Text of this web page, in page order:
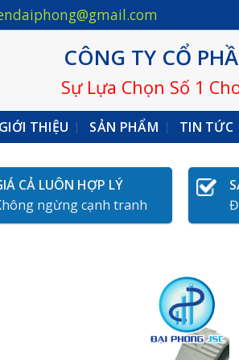
CÔNG TY CỔ
Sự Lựa Chọn Số 1
GIỚI THIỆU SẢN PHẨM TIN TỨC
CẢ LUÔN HỢP LÝ
ngừng cạnh tranh